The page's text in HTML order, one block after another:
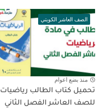
الصف العاشر الكويتي
منذ بضع اعوام
تحميل كتاب الطالب رياضيات
للصف العاشر الفصل الثاني